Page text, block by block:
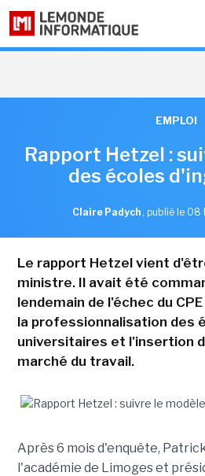
EMPLOI
Rapport Hetzel :
des écoles
Claire Padych , publié le 08
Le rapport Hetzel vient
ministre. Il avait été
lendemain de l'échec du
la professionnalisation des
universitaires et l'insertion
marché du travail.
Après 6 mois d'enquête,
l'académie de Limoges et